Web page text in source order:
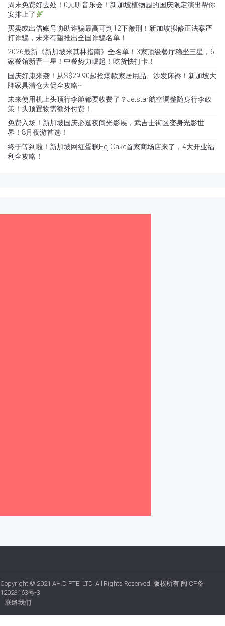
周末免费好去处！0元听音乐会！新加坡植物园的国庆限定演出帮你
安排上了
买卖或出借账号协助诈骗最高可判12下鞭刑！新加坡拟修正法案严
打诈骗，未来有望推出全国诈骗名单！
2026最新《新加坡米其林指南》全名单！3家顶级餐厅稳坐三星，6
家餐馆新晋一星！中餐势力崛起！吃货快打卡！
国庆好康来袭！从S$29.90起抢爆款家居用品、沙发床褥！新加坡大
牌家具清仓大促全攻略~
未来使用机上头顶行李舱都要收费了？Jetstar航空调整随身行李政
策！头顶置物需额外付费！
免费入场！新加坡国庆必逛夜间光影展，武吉士街区变身光影世
界！8月夜游首选！
终于等到啦！新加坡网红蛋糕Hej Cake首家商场店来了，4大开业福
利全攻略！
Copyright © 2021 AH.D PTE. LTD. All Rights Reserved. 版权所有 闽ICP备
12023163号-3
联络我们